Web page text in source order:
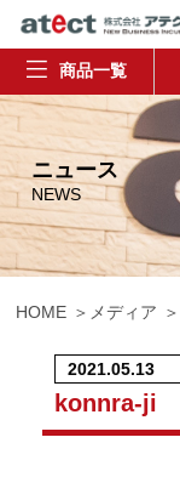
商品一覧
ニュース
NEWS
HOME メディア
2021.05.13
konnra-ji